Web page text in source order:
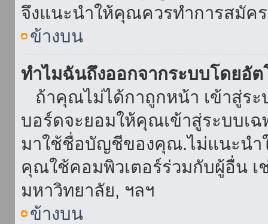
จึงแนะนำให้คุณควรทำการสมัค
ข้างบน
ทำไมฉันถึงออกจากระบบโดยอั
ถ้าคุณไม่ได้กาถูกหน้า เข้าสู่ร
บอร์ดจะยอมให้คุณเข้าสู่ระบบเ
มาใช้ชื่อบัญชีของคุณ.ไม่แนะนำ
คุณใช้คอมพิวเตอร์ร่วมกับผู้อื่น เ
มหาวิทยาลัย, ฯลฯ
ข้างบน